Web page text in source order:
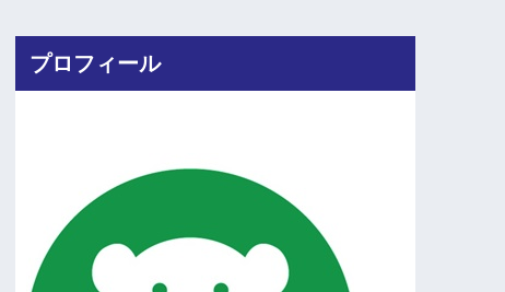
プロフィール